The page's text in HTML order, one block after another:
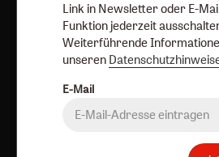
Vertrag widerrufen
Link in Newsletter oder E-
Funktion jederzeit
Weiterführende
unseren
E-Mail